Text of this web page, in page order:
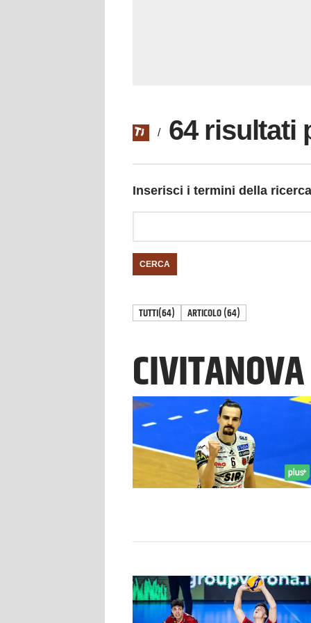
/ 64 risultati
Inserisci i termini della ricerca
CERCA
TUTTI(64) ARTICOLO(64)
CIVITANOVA